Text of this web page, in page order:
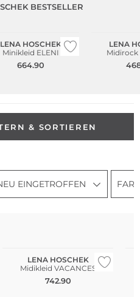
BESTSELLER
LENA HOSCHEK
Minikleid ELENI
664.90
LENA
Midirock
& SORTIEREN
EINGETROFFEN
LENA HOSCHEK
Midikleid VACANCES
742.90